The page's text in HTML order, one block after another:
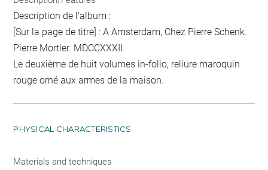
Description de l'album :
[Sur la page de titre] : A Amsterdam, Chez Pierre Schenk.
Pierre Mortier. MDCCXXXII
Le deuxième de huit volumes in-folio, reliure maroquin
rouge orné aux armes de la maison.
PHYSICAL CHARACTERISTICS
Materials and techniques